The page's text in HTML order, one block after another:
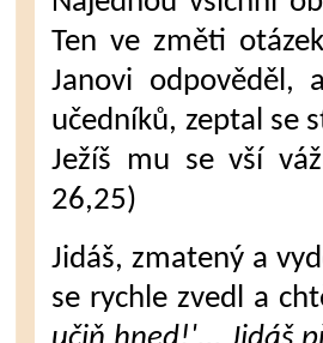
Ten ve změti
Janovi odpověděl,
učedníků, zeptal se
Ježíš mu se vší
26,25)
Jidáš, zmatený a
se rychle zvedl a